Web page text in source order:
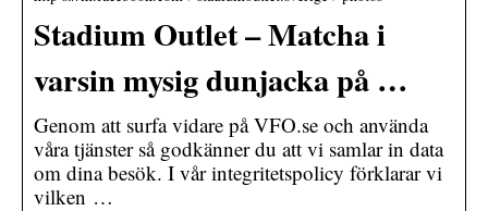
Stadium Outlet – Matcha i
varsin mysig dunjacka på …
Genom att surfa vidare på VFO.se och använda
våra tjänster så godkänner du att vi samlar in data
om dina besök. I vår integritetspolicy förklarar vi
vilken …